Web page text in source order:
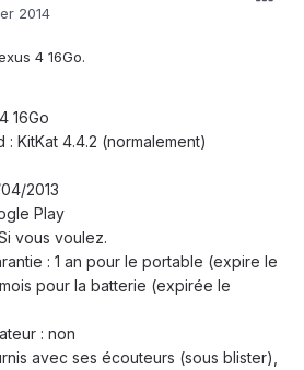
2014
4 16Go.
16Go
KitKat 4.4.2 (normalement)
2013
Play
vous voulez.
: 1 an pour le portable (expire le
pour la batterie (expirée le
: non
avec ses écouteurs (sous blister),